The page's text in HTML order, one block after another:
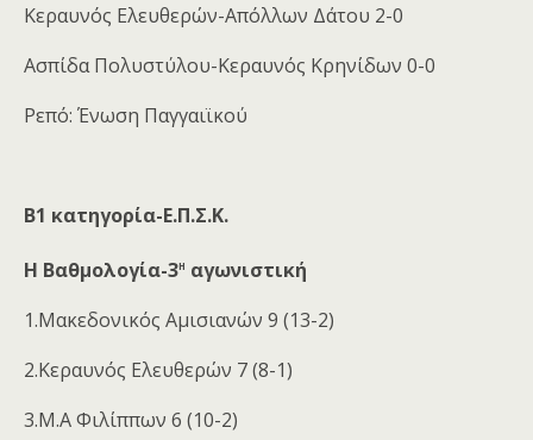
Κεραυνός Ελευθερών-Απόλλων Δάτου 2-0
Ασπίδα Πολυστύλου-Κεραυνός Κρηνίδων 0-0
Ρεπό: Ένωση Παγγαιϊκού
Β1 κατηγορία-Ε.Π.Σ.Κ.
Η Βαθμολογία-3η αγωνιστική
1.Μακεδονικός Αμισιανών 9 (13-2)
2.Κεραυνός Ελευθερών 7 (8-1)
3.Μ.Α Φιλίππων 6 (10-2)